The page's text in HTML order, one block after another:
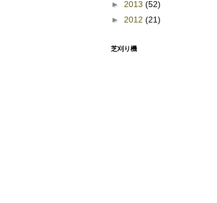
► 2013 (52)
► 2012 (21)
芝刈り機